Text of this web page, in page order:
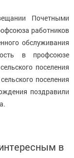
Почетными
работников
обслуживания
в профсоюзе
поселения
поселения
поздравили
в